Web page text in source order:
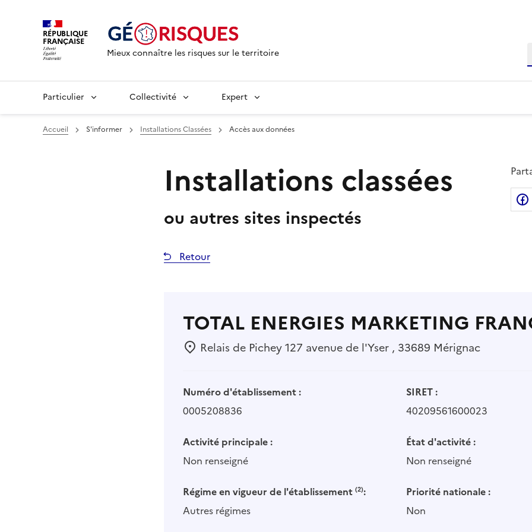
RÉPUBLIQUE
FRANÇAISE
Mieux connaître les risques sur le territoire
Particulier Collectivité Expert
Accueil S'informer Installations Classées Accès aux données
Installations classées
ou autres sites inspectés
Retour
TOTAL ENERGIES MARKETING
Relais de Pichey 127 avenue de l'Yser , 33689 Mérignac
Numéro d'établissement :
0005208836
SIRET :
40209561600023
Activité principale :
Non renseigné
État d'activité :
Non renseigné
Régime en vigueur de l'établissement (2):
Autres régimes
Priorité nationale :
Non